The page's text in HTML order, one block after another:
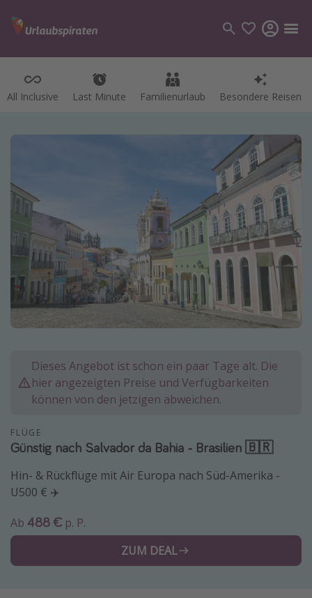
All Inclusive Last Minute Familienurlaub Besondere Reisen
Kategorien
Kreuzfahrten
Reiseziele
Alle Reiseziele
Bodensee Urlaub
Gozo Urlaub
Normandie Urlaub
St. Lucia Urlaub
Kefalonia Urlaub
Tulum Urlaub
Japan Rundreise
Reisethemen
Dieses Angebot ist schon ein paar Tage alt. Die
hier angezeigten Preise und Verfügbarkeiten
können von den jetzigen abweichen.
FLÜGE
Günstig nach Salvador da Bahia - Brasilien 🇧🇷
Hin- & Rückflüge mit Air Europa nach Süd-Amerika -
U500 € ✈️
Ab 488 € p. P.
ZUM DEAL